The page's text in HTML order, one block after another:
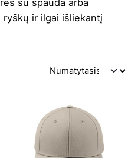
su spauda arba
ir ilgai išliekantį